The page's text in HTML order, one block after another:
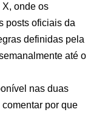
X, onde os
posts oficiais da
definidas pela
até o
nas duas
por que